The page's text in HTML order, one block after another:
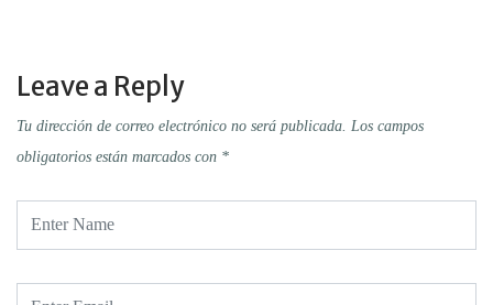
Leave a Reply
Tu dirección de correo electrónico no será publicada. Los campos
obligatorios están marcados con *